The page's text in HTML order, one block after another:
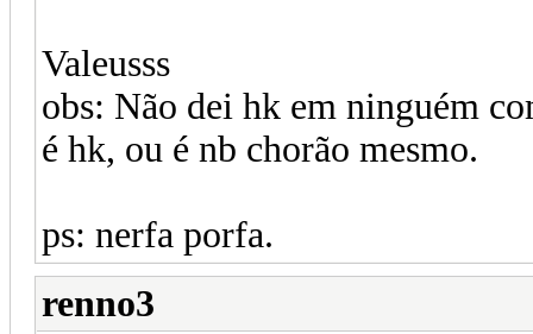
Valeusss
obs: Não dei hk em ninguém
é hk, ou é nb chorão mesmo.
ps: nerfa porfa.
renno3